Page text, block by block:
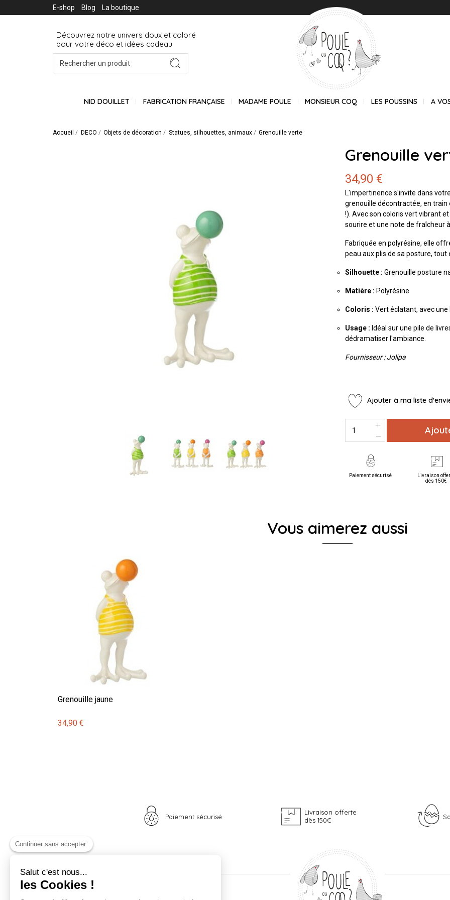
E-shop Blog La boutique
Découvrez notre univers doux et coloré
pour votre déco et idées cadeau
NID DOUILLET FABRICATION FRANÇAISE MADAME POULE MONSIEUR COQ LES POUSSINS A
Accueil DECO Objets de décoration Statues, silhouettes, animaux Grenouille verte
Grenouille
34,90 €
L'impertinence s'invite dans
grenouille décontractée, en
!). Avec son coloris vert vibrant
sourire et une note de fraîcheur
Fabriquée en polyrésine, elle
peau aux plis de sa posture,
Silhouette : Grenouille posture
Matière : Polyrésine
Coloris : Vert éclatant, avec
Usage : Idéal sur une pile de
dédramatiser l'ambiance.
Fournisseur : Jolipa
Ajouter à ma liste
Paiement sécurisé
Livraison
dès 150€
Vous aimerez aussi
Grenouille jaune
34,90 €
Paiement sécurisé
Livraison offerte
dès 150€
Continuer sans accepter
Salut c'est nous...
les Cookies !